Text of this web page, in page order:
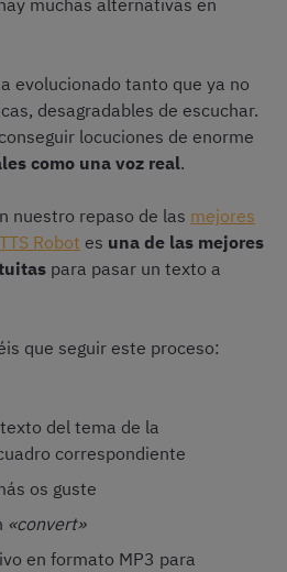
muchas alternativas en
evolucionado tanto que ya no
desagradables de escuchar.
locuciones de enorme
como una voz real.
nuestro repaso de las mejores
TTS Robot es una de las mejores
para pasar un texto a
que seguir este proceso:
del tema de la
correspondiente
os guste
«convert»
en formato MP3 para